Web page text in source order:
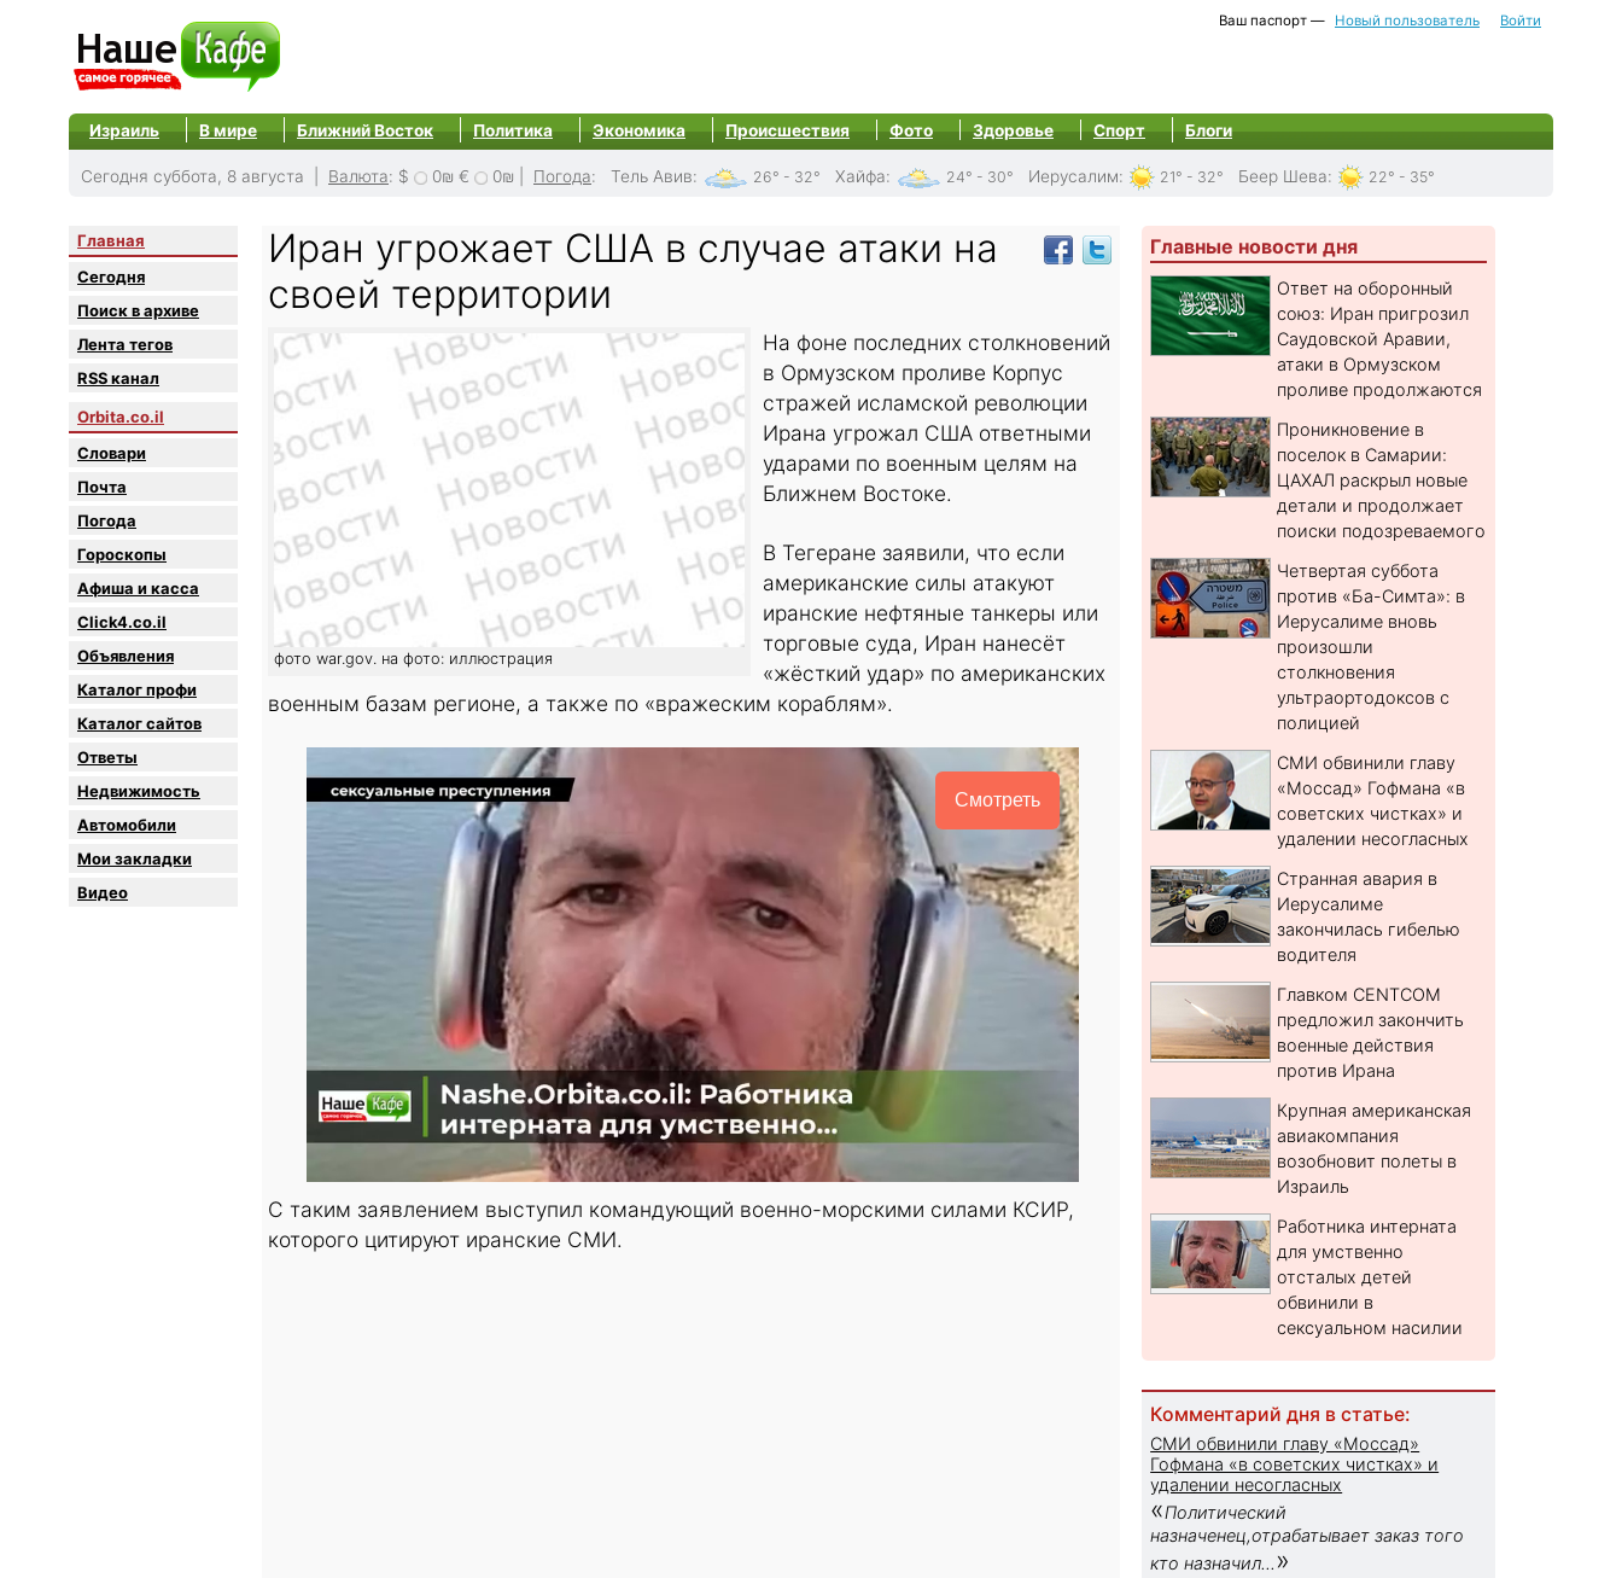
Ваш паспорт — Новый пользователь Войти
Израиль В мире Ближний Восток Политика Экономика Происшествия Фото Здоровье Спорт Блоги
Сегодня суббота, 8 августа | Валюта: $ 0₪ € 0₪ Погода: Тель Авив: 26° - 32° Хайфа: 24° - 30° Иерусалим: 21° - 32° Беер Шева: 22° - 35°
Главная
Сегодня
Поиск в архиве
Лента тегов
RSS канал
Orbita.co.il
Словари
Почта
Погода
Гороскопы
Афиша и касса
Click4.co.il
Объявления
Каталог профи
Каталог сайтов
Oтветы
Недвижимость
Автомобили
Мои закладки
Видео
Иран угрожает США в случае атаки на
своей территории
фото war.gov. на фото: иллюстрация
На фоне последних столкновений
в Ормузском проливе Корпус
стражей исламской революции
Ирана угрожал США ответными
ударами по военным целям на
Ближнем Востоке.
В Тегеране заявили, что если
американские силы атакуют
иранские нефтяные танкеры или
торговые суда, Иран нанесёт
«жёсткий удар» по американских
военным базам регионе, а также по «вражеским кораблям».
Смотреть
С таким заявлением выступил командующий военно-морскими силами КСИР,
которого цитируют иранские СМИ.
Главные новости дня
Ответ на оборонный
союз: Иран пригрозил
Саудовской Аравии,
атаки в Ормузском
проливе продолжаются
Проникновение в
поселок в Самарии:
ЦАХАЛ раскрыл новые
детали и продолжает
поиски подозреваемого
Четвертая суббота
против «Ба-Симта»: в
Иерусалиме вновь
произошли
столкновения
ультраортодоксов с
полицией
СМИ обвинили главу
«Моссад» Гофмана «в
советских чистках» и
удалении несогласных
Странная авария в
Иерусалиме
закончилась гибелью
водителя
Главком CENTCOM
предложил закончить
военные действия
против Ирана
Крупная американская
авиакомпания
возобновит полеты в
Израиль
Работника интерната
для умственно
отсталых детей
обвинили в
сексуальном насилии
Комментарий дня в статье:
СМИ обвинили главу «Моссад»
Гофмана «в советских чистках» и
удалении несогласных
«Политический
назначенец,отрабатывает заказ того
кто назначил... »